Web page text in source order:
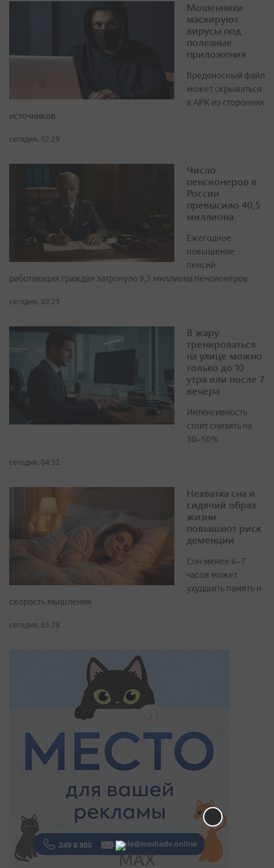
Мошенники
маскируют
вирусы под
полезные
приложения
Вредоносный файл
может скрываться
в APK из сторонних
источников
сегодня, 02:29
Число
пенсионеров в
России
превысило 40,5
миллиона
Ежегодное
повышение
пенсий
работающих граждан затронуло 9,3 миллиона пенсионеров
сегодня, 03:23
В жару
тренироваться
на улице можно
только до 10
утра или после 7
вечера
Интенсивность
стоит снизить на
30–50%
сегодня, 04:32
Нехватка сна и
сидячий образ
жизни
повышают риск
деменции
Сон менее 6–7
часов может
ухудшить память и
скорость мышления
сегодня, 05:28